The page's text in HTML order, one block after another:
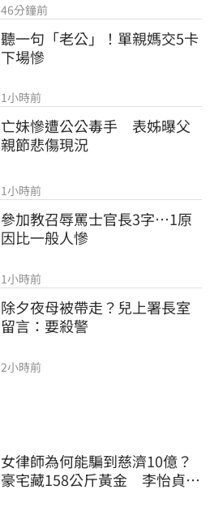
46分鐘前
聽一句「老公」！單親媽交5卡
下場慘
1小時前
亡妹慘遭公公毒手　表姊曝父
親節悲傷現況
1小時前
參加教召辱罵士官長3字…1原
因比一般人慘
1小時前
除夕夜母被帶走？兒上署長室
留言：要殺警
2小時前
女律師為何能騙到慈濟10億？
豪宅藏158公斤黃金 李怡貞驚